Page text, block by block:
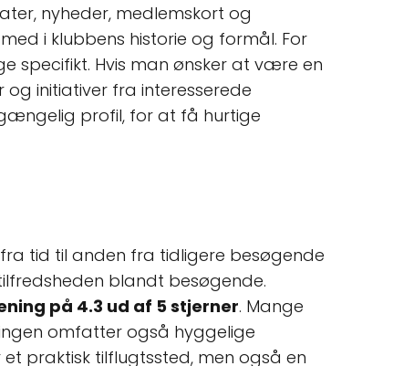
nyheder, medlemskort og
i klubbens historie og formål. For
specifikt. Hvis man ønsker at være en
initiativer fra interesserede
profil, for at få hurtige
tid til anden fra tidligere besøgende
blandt besøgende.
på 4.3 ud af 5 stjerner. Mange
omfatter også hyggelige
praktisk tilflugtssted, men også en